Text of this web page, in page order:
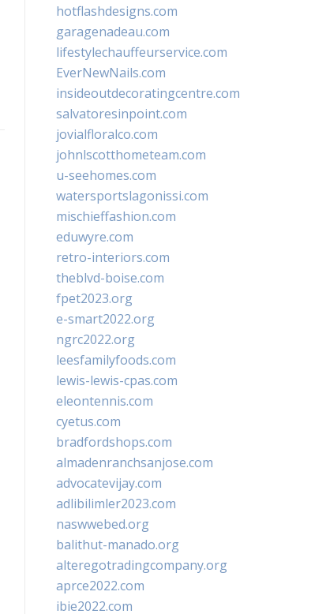
hotflashdesigns.com
garagenadeau.com
lifestylechauffeurservice.com
EverNewNails.com
insideoutdecoratingcentre.com
salvatoresinpoint.com
jovialfloralco.com
johnlscotthometeam.com
u-seehomes.com
watersportslagonissi.com
mischieffashion.com
eduwyre.com
retro-interiors.com
theblvd-boise.com
fpet2023.org
e-smart2022.org
ngrc2022.org
leesfamilyfoods.com
lewis-lewis-cpas.com
eleontennis.com
cyetus.com
bradfordshops.com
almadenranchsanjose.com
advocatevijay.com
adlibilimler2023.com
naswwebed.org
balithut-manado.org
alteregotradingcompany.org
aprce2022.com
ibie2022.com